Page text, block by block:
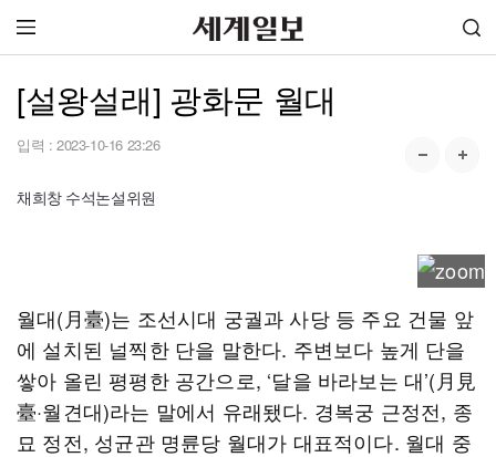
[설왕설래] 광화문 월대
입력 : 2023-10-16 23:26
채희창 수석논설위원
월대(月臺)는 조선시대 궁궐과 사당 등 주요 건물 앞
에 설치된 널찍한 단을 말한다. 주변보다 높게 단을
쌓아 올린 평평한 공간으로, ‘달을 바라보는 대’(月見
臺·월견대)라는 말에서 유래됐다. 경복궁 근정전, 종
묘 정전, 성균관 명륜당 월대가 대표적이다. 월대 중